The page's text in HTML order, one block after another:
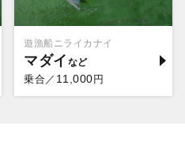
遊漁船ニライカナイ
マダイ
乗合／ 11,000円